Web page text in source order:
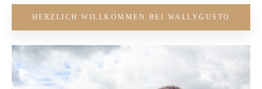
HERZLICH WILLKOMMEN BEI WALLYGUSTO